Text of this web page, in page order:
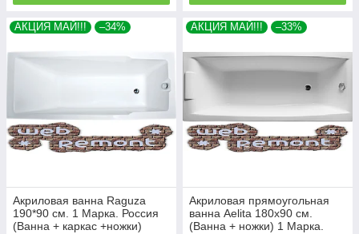
АКЦИЯ МАЙ!!! –34%
Акриловая ванна Raguza
190*90 см. 1 Марка. Россия
(Ванна + каркас +ножки)
АКЦИЯ МАЙ!!! –33%
Акриловая прямоугольная
ванна Aelita 180х90 см.
(Ванна + ножки) 1 Марка.